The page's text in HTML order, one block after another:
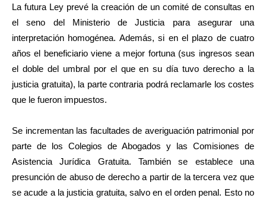
La futura Ley prevé la creación de un comité de consultas en
el seno del Ministerio de Justicia para asegurar una
interpretación homogénea. Además, si en el plazo de cuatro
años el beneficiario viene a mejor fortuna (sus ingresos sean
el doble del umbral por el que en su día tuvo derecho a la
justicia gratuita), la parte contraria podrá reclamarle los costes
que le fueron impuestos.
Se incrementan las facultades de averiguación patrimonial por
parte de los Colegios de Abogados y las Comisiones de
Asistencia Jurídica Gratuita. También se establece una
presunción de abuso de derecho a partir de la tercera vez que
se acude a la justicia gratuita, salvo en el orden penal. Esto no